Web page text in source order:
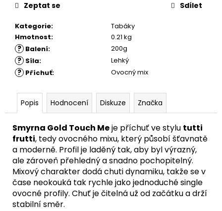
Kategorie:
Tabáky
Hmotnost: 0.21 kg
? Balení: 200g
? Síla: Lehký
? Příchuť: Ovocný mix
Zeptat se Sdílet
Popis Hodnocení Diskuze Značka
Smyrna Gold Touch Meje příchuť ve stylu tutti
frutti, tedy ovocného mixu, který působí šťavnatě
a moderně. Profil je laděný tak, aby byl výrazný,
ale zároveň přehledný a snadno pochopitelný.
Mixový charakter dodá chuti dynamiku, takže se v
čase neokouká tak rychle jako jednoduché single
ovocné profily. Chuť je čitelná už od začátku a drží
stabilní směr.